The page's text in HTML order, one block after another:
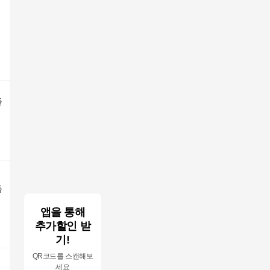
앱을 통해
추가할인 받
기!
QR코드를 스캔해보
세요